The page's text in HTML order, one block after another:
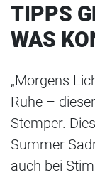
TIPPS
WAS
„Morgens
Ruhe –
Stemper.
Summer
auch bei